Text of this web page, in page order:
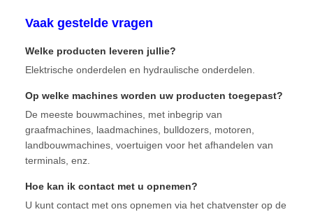
Vaak gestelde vragen
Welke producten leveren jullie?
Elektrische onderdelen en hydraulische onderdelen.
Op welke machines worden uw producten toegepast?
De meeste bouwmachines, met inbegrip van
graafmachines, laadmachines, bulldozers, motoren,
landbouwmachines, voertuigen voor het afhandelen van
terminals, enz.
Hoe kan ik contact met u opnemen?
U kunt contact met ons opnemen via het chatvenster op de